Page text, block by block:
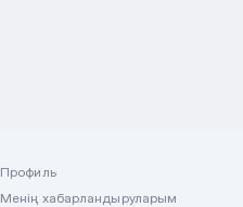
Профиль
Менің хабарландыруларым